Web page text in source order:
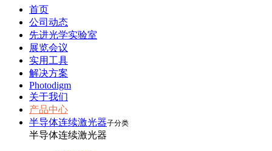
首页
公司动态
先进光学实验室
展览会议
实用工具
解决方案
Photodigm
关于我们
产品中心
半导体连续激光器子分类
半导体连续激光器